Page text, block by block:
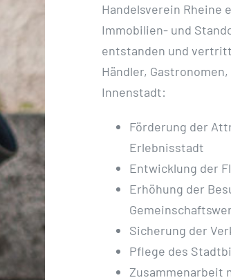
Handelsverein Rheine
Immobilien- und
entstanden und
Händler,
Innenstadt:
Förderung der
Erlebnisstadt
Entwicklung der
Erhöhung der
Sicherung der
Pflege des
Zusammenarbeit